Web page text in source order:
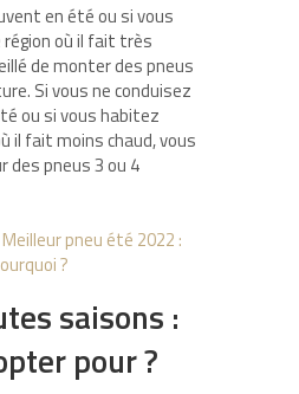
en été ou si vous
où il fait très
de monter des pneus
Si vous ne conduisez
ou si vous habitez
il fait moins chaud, vous
des pneus 3 ou 4
Meilleur pneu été 2022 :
?
saisons :
pour ?